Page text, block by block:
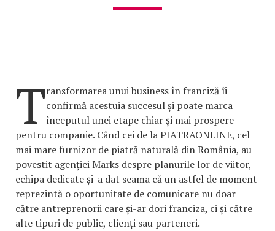
Transformarea unui business în franciză îi
confirmă acestuia succesul și poate marca
începutul unei etape chiar și mai prospere
pentru companie. Când cei de la PIATRAONLINE, cel
mai mare furnizor de piatră naturală din România, au
povestit agenției Marks despre planurile lor de viitor,
echipa dedicate și-a dat seama că un astfel de moment
reprezintă o oportunitate de comunicare nu doar
către antreprenorii care și-ar dori franciza, ci și către
alte tipuri de public, clienți sau parteneri.